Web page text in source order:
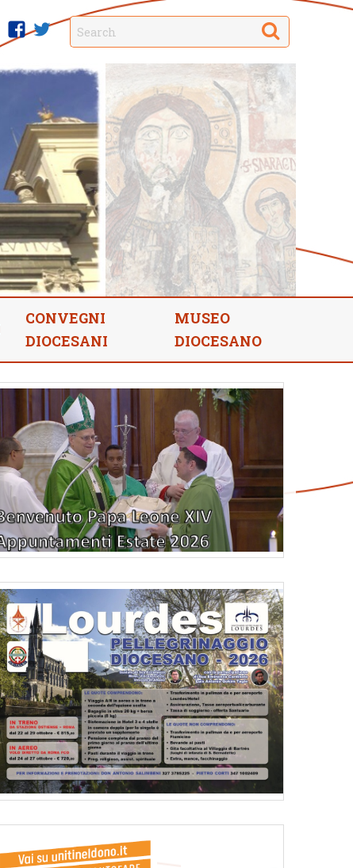
twitter
facebook Search
CONVEGNI
DIOCESANI
MUSEO
DIOCESANO